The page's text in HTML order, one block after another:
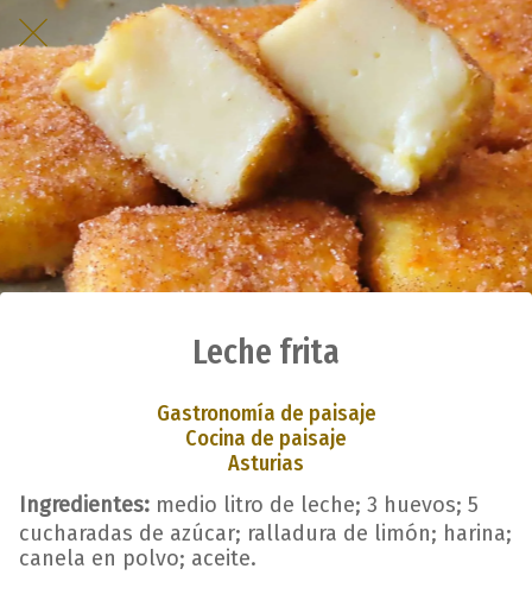
Leche frita
Gastronomía de paisaje
Cocina de paisaje
Asturias
Ingredientes: medio litro de leche; 3 huevos; 5
cucharadas de azúcar; ralladura de limón; harina;
canela en polvo; aceite.